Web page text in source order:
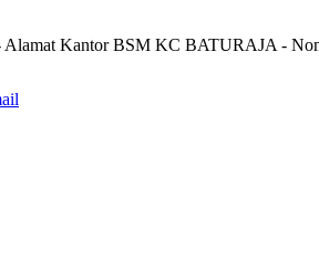
Kantor BSM KC BATURAJA -